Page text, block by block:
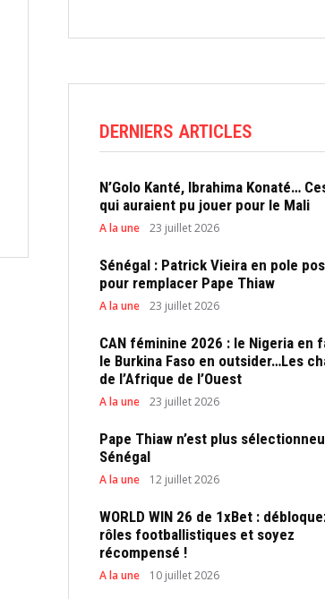
DERNIERS ARTICLES
N’Golo Kanté, Ibrahima Konaté…
qui auraient pu jouer pour le Mali
A la une 23 juillet 2026
Sénégal : Patrick Vieira en pole
pour remplacer Pape Thiaw
A la une 23 juillet 2026
CAN féminine 2026 : le Nigeria en
le Burkina Faso en outsider…Les
de l’Afrique de l’Ouest
A la une 23 juillet 2026
Pape Thiaw n’est plus
Sénégal
A la une 12 juillet 2026
WORLD WIN 26 de 1xBet :
rôles footballistiques et soyez
récompensé !
A la une 10 juillet 2026